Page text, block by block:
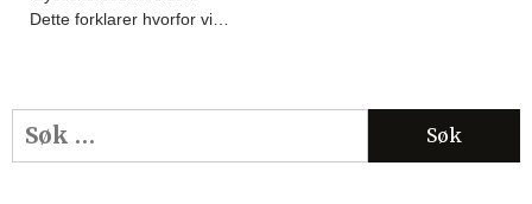
Dette forklarer hvorfor vi…
Søk
etter: